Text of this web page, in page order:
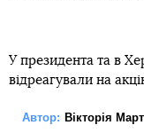
У президента та в
відреагували на
Автор: Вікторія